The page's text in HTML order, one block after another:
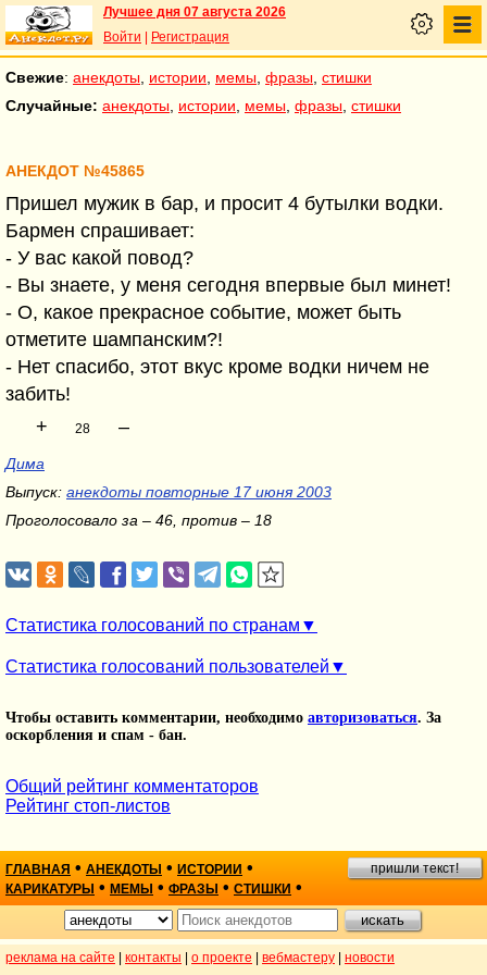
Лучшее дня 07 августа 2026
Войти
Регистрация
Свежие: анекдоты истории мемы фразы стишки
Случайные: анекдоты истории мемы фразы стишки
АНЕКДОТ №45865
Пришел мужик в бар, и просит 4 бутылки водки.
Бармен спрашивает:
- У вас какой повод?
- Вы знаете, у меня сегодня впервые был минет!
- О, какое прекрасное событие, может быть
отметите шампанским?!
- Нет спасибо, этот вкус кроме водки ничем не
забить!
+
28 –
Дима
Выпуск: анекдоты повторные 17 июня 2003
Проголосовало за – 46, против – 18
Статистика голосований по странам
Статистика голосований пользователей
Чтобы оставить комментарии, необходимо авторизоваться. За
оскорбления и спам - бан.
Общий рейтинг комментаторов
Рейтинг стоп-листов
ГЛАВНАЯ • АНЕКДОТЫ • ИСТОРИИ •
КАРИКАТУРЫ • МЕМЫ • ФРАЗЫ • СТИШКИ •
пришли текст!
реклама на сайте контакты о проекте вебмастеру новости